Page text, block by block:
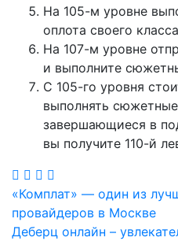
На 105-м уровне
оплота своего
На 107-м уровне
и выполните
С 105-го уровня
выполнять
завершающиеся в
вы получите 110-й
Навигация
по
«Комплат» — один из
провайдеров в Москве
Деберц онлайн –